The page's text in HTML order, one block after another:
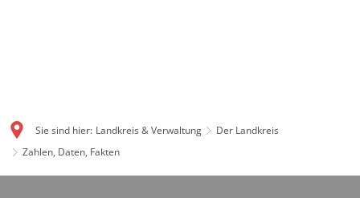
Sie sind hier: Landkreis & Verwaltung
Der Landkreis
Zahlen, Daten, Fakten